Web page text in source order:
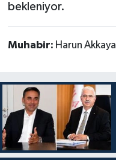
bekleniyor.
Muhabir: Harun Akkaya